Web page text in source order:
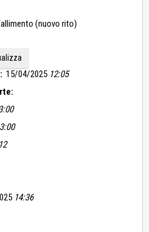
(nuovo rito)
15/04/2025 12:05
14:36